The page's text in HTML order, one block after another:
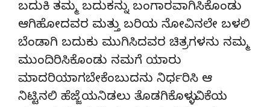
ಬದುಕಿ ತಮ್ಮ ಬದುಕನ್ನು ಬಂಗಾರವಾಗಿಸಿಕೊಂಡು
ಆಗಿಹೋದವರ ಮತ್ತು ಬರಿಯ ನೋವಿನಲೇ ಬಳಲಿ
ಬೆಂಡಾಗಿ ಬದುಕು ಮುಗಿಸಿದವರ ಚಿತ್ರಗಳನು ನಮ್ಮ
ಮುಂದಿರಿಸಿಕೊಂಡು ನಮಗೆ ಯಾರು
ಮಾದರಿಯಾಗಬೇಕೆಂಬುದನು ನಿರ್ಧರಿಸಿ ಆ
ನಿಟ್ಟಿನಲಿ ಹೆಜ್ಜೆಯನಿಡಲು ತೊಡಗಿಕೊಳ್ಳುವಿಕೆಯ